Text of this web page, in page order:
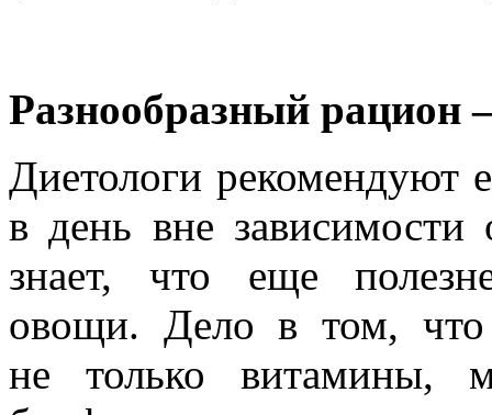
Разнообразный рацион
Диетологи рекомендуют
в день вне
знает, что еще
овощи. Дело в том, что
не только витамины,